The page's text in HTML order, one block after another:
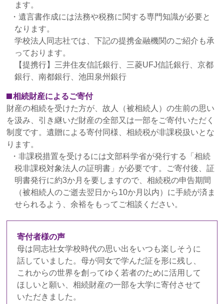
ます。
・遺言書作成には法務や税務に関する専門知識が必要と
なります。
学校法人同志社では、下記の提携金融機関のご紹介も承
っております。
【提携行】三井住友信託銀行、三菱UFJ信託銀行、京都
銀行、南都銀行、池田泉州銀行
相続財産によるご寄付
財産の相続を受けた方が、故人（被相続人）の生前の思い
を汲み、引き継いだ財産の全部又は一部をご寄付いただく
制度です。遺贈による寄付同様、相続税が非課税扱いとな
ります。
・非課税措置を受けるには文部科学省が発行する「相続
税非課税対象法人の証明書」が必要です。ご寄付後、証
明書発行に約3か月を要しますので、相続税の申告期間
（被相続人のご逝去翌日から10か月以内）に手続が済ま
せられるよう、余裕をもってご相談ください。
寄付者様の声
母は同志社女学校時代の思い出をいつも楽しそうに
話していました。母が同女で学んだ証を形に残し、
これからの世界を創ってゆく若者のために活用して
ほしいと願い、相続財産の一部を大学に寄付させて
いただきました。